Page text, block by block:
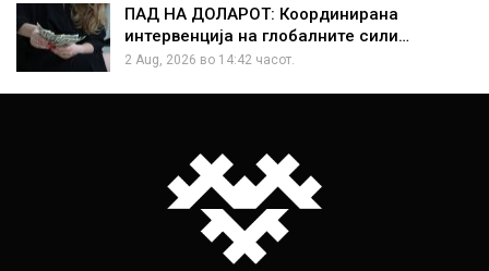
ПАД НА ДОЛАРОТ: Координирана
интервенција на глобалните сили…
2 Aug, 2026 во 14:42 часот.